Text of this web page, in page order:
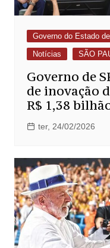
Governo do Estado
Notícias
SÃO
Governo de
de inovação
R$ 1,38
ter, 24/02/2026